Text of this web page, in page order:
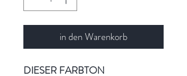
in den Warenkorb
DIESER FARBTON